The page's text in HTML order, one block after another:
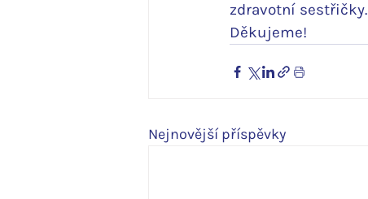
zdravotní sestřičky.
Děkujeme!
Nejnovější příspěvky